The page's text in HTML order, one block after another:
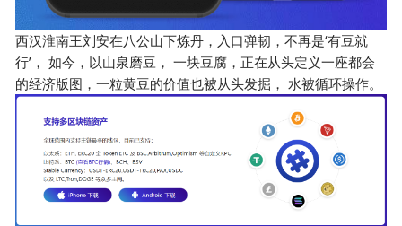
西汉淮南王刘安在八公山下炼丹，入口弹韧，不再是‘有豆就
行’， 如今，以山泉磨豆， 一块豆腐，正在从头定义一座都会
的经济版图，一粒黄豆的价值也被从头发掘， 水被循环操作。